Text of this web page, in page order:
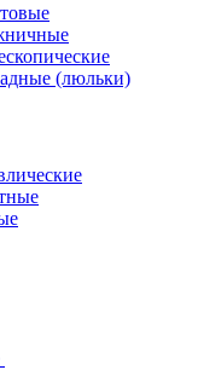
(люльки)